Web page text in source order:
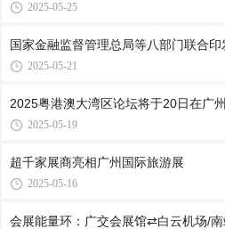
2025-05-25
国家金融监督管理总局等八部门联合
2025-05-21
2025粤港澳大湾区论坛将于20日在广
2025-05-19
超千家展商亮相广州国际旅游展
2025-05-16
会展能量环：广交会展馆⇄白云机场/